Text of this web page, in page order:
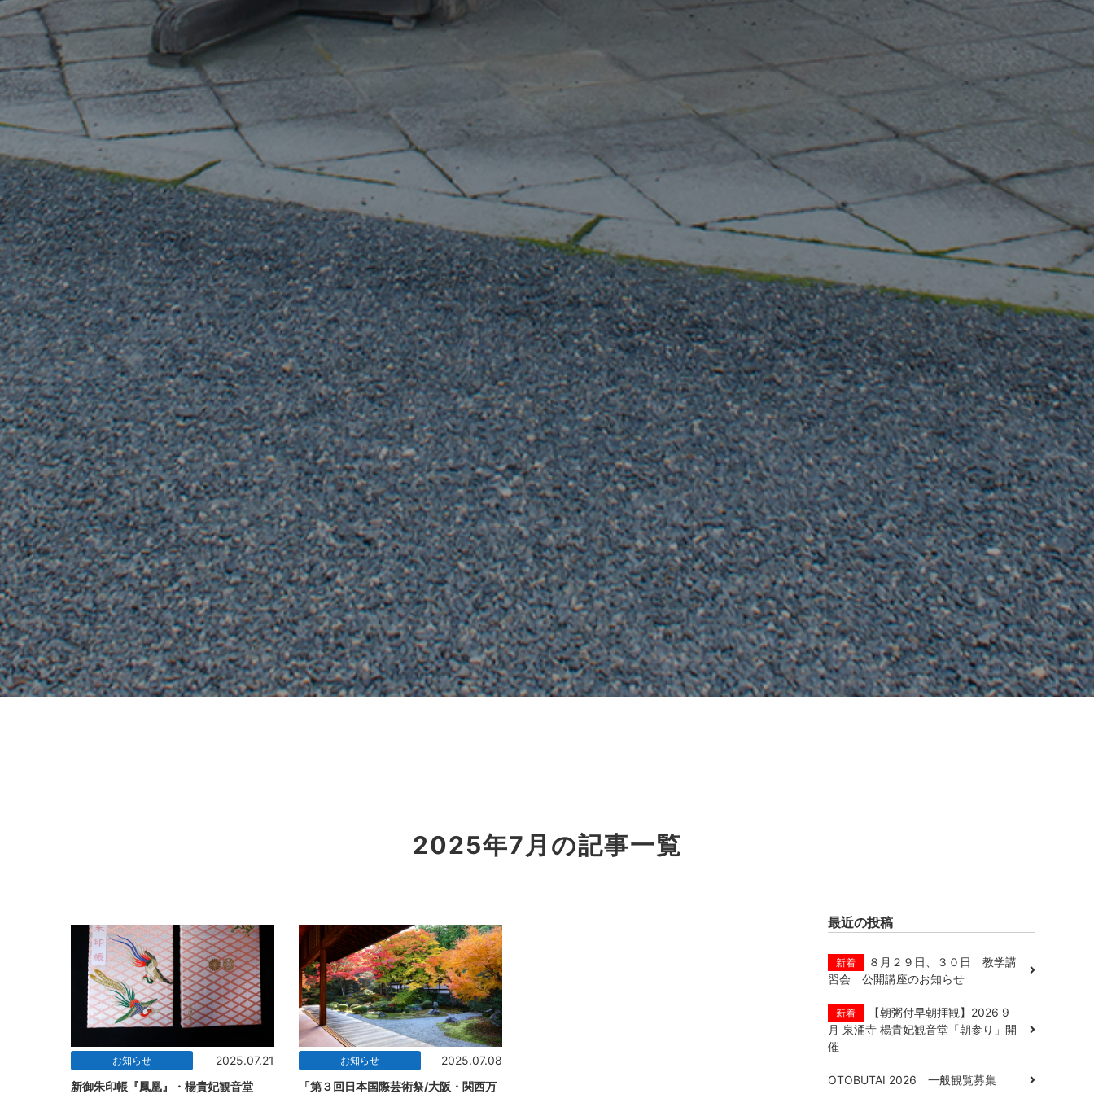
2025年7月の記事一覧
お知らせ
2025.07.21
新御朱印帳『鳳凰』・楊貴妃観音堂
お知らせ
2025.07.08
「第３回日本国際芸術祭/大阪・関西万
最近の投稿
新着
８月２９日、３０日 教学講
習会 公開講座のお知らせ
新着
【朝粥付早朝拝観】2026 9
月 泉涌寺 楊貴妃観音堂「朝参り」開
催
OTOBUTAI 2026 一般観覧募集